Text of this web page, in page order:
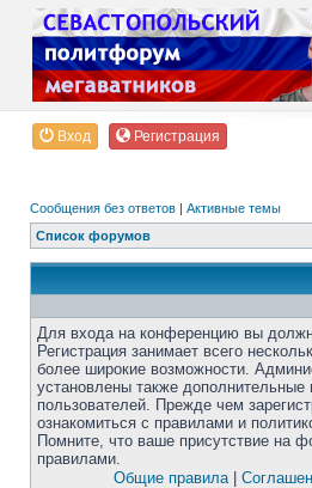
Вход Регистрация
Сообщения без ответов | Активные темы
Список форумов
Для входа на конференцию вы
Регистрация занимает всего
более широкие возможности.
установлены также дополнительные
пользователей. Прежде чем
ознакомиться с правилами и
Помните, что ваше присутствие на
правилами.
Общие правила|